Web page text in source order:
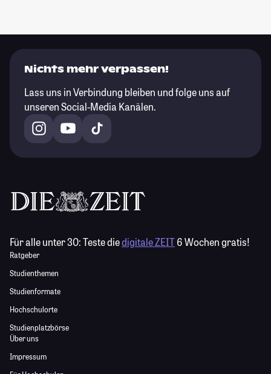
Nichts mehr verpassen!
Lass uns in Verbindung bleiben und folge uns auf
unseren Social-Media Kanälen.
Für alle unter 30:Teste diedigitale ZEIT6 Wochen gratis!
Ratgeber
Studienthemen
Studienformate
Hochschulorte
Studienplatzbörse
Über uns
Impressum